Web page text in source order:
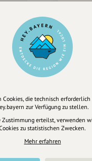
Cookies, die technisch erforderlich
zur Verfügung zu stellen.
Zustimmung erteilst, verwenden
zu statistischen Zwecken.
Mehr erfahren